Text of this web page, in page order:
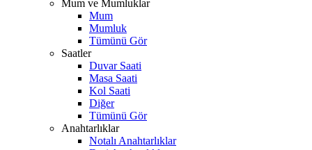
Mum ve Mumluklar
Mum
Mumluk
Tümünü Gör
Saatler
Duvar Saati
Masa Saati
Kol Saati
Diğer
Tümünü Gör
Anahtarlıklar
Notalı Anahtarlıklar